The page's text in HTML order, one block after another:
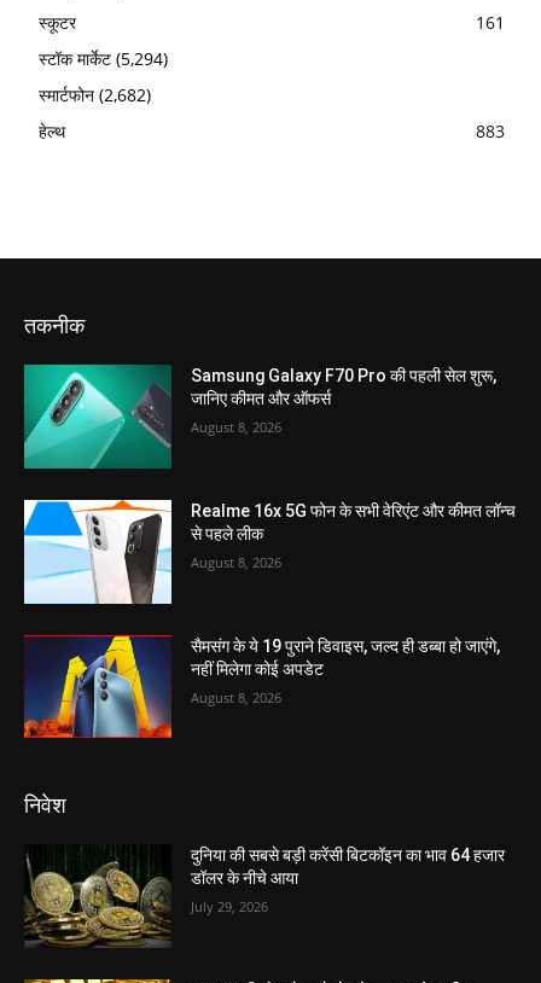
स्कूटर
161
स्टॉक मार्केट (5,294)
स्मार्टफोन (2,682)
हेल्थ
883
तकनीक
Samsung Galaxy F70 Pro की पहली सेल शुरू,
जानिए कीमत और ऑफर्स
August 8, 2026
Realme 16x 5G फोन के सभी वेरिएंट और कीमत लॉन्च
से पहले लीक
August 8, 2026
सैमसंग के ये 19 पुराने डिवाइस, जल्द ही डब्बा हो जाएंगे,
नहीं मिलेगा कोई अपडेट
August 8, 2026
निवेश
दुनिया की सबसे बड़ी करेंसी बिटकॉइन का भाव 64 हजार
डॉलर के नीचे आया
July 29, 2026